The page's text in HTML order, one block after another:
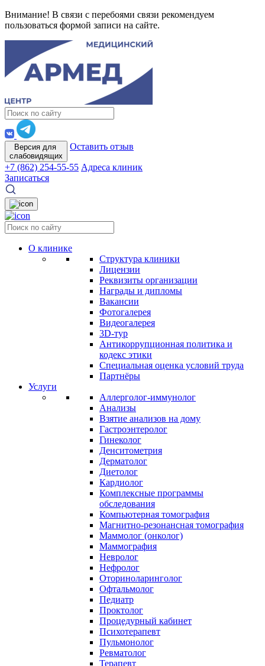
Внимание! В связи с перебоями связи рекомендуем
пользоваться формой записи на сайте.
Версия для
слабовидящих
Оставить отзыв
+7 (862) 254-55-55 Адреса клиник
Записаться
О клинике
Структура клиники
Лицензии
Реквизиты организации
Награды и дипломы
Вакансии
Фотогалерея
Видеогалерея
3D-тур
Антикоррупционная политика и
кодекс этики
Специальная оценка условий труда
Партнёры
Услуги
Аллерголог-иммунолог
Анализы
Взятие анализов на дому
Гастроэнтеролог
Гинеколог
Денситометрия
Дерматолог
Диетолог
Кардиолог
Комплексные программы
обследования
Компьютерная томография
Магнитно-резонансная томография
Маммолог (онколог)
Маммография
Невролог
Нефролог
Оториноларинголог
Офтальмолог
Педиатр
Проктолог
Процедурный кабинет
Психотерапевт
Пульмонолог
Ревматолог
Терапевт